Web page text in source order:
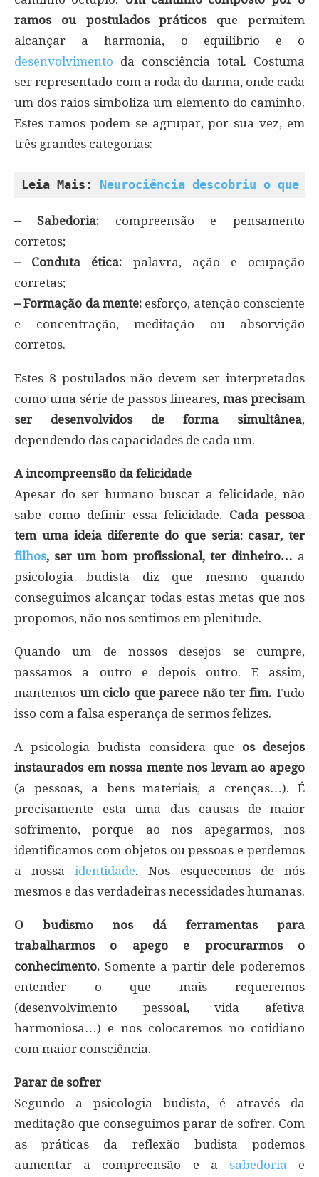
ramos ou postulados práticosque permitem
alcançar a harmonia, o equilíbrio e o
desenvolvimento da consciência total. Costuma
ser representado com a roda do darma, onde cada
um dos raios simboliza um elemento do caminho.
Estes ramos podem se agrupar, por sua vez, em
três grandes categorias:
Leia Mais: Neurociência descobriu o que
– Sabedoria:compreensão e pensamento
corretos;
– Conduta ética: palavra, ação e ocupação
corretas;
– Formação da mente: esforço, atenção consciente
e concentração, meditação ou absorvição
corretos.
Estes 8 postulados não devem ser interpretados
como uma série de passos lineares,mas precisam
ser desenvolvidos de forma simultânea,
dependendo das capacidades de cada um.
A incompreensão da felicidade
Apesar do ser humano buscar a felicidade, não
sabe como definir essa felicidade. Cada pessoa
tem uma ideia diferente do que seria: casar, ter
filhos, ser um bom profissional, ter dinheiro… a
psicologia budista diz que mesmo quando
conseguimos alcançar todas estas metas que nos
propomos, não nos sentimos em plenitude.
Quando um de nossos desejos se cumpre,
passamos a outro e depois outro. E assim,
mantemos um ciclo que parece não ter fim.Tudo
isso com a falsa esperança de sermos felizes.
A psicologia budista considera que os desejos
instaurados em nossa mente nos levam ao apego
(a pessoas, a bens materiais, a crenças…). É
precisamente esta uma das causas de maior
sofrimento, porque ao nos apegarmos, nos
identificamos com objetos ou pessoas e perdemos
a nossa identidade. Nos esquecemos de nós
mesmos e das verdadeiras necessidades humanas.
O budismo nos dá ferramentas para
trabalharmos o apego e procurarmos o
conhecimento. Somente a partir dele poderemos
entender o que mais requeremos
(desenvolvimento pessoal, vida afetiva
harmoniosa…) e nos colocaremos no cotidiano
com maior consciência.
Parar de sofrer
Segundo a psicologia budista, é através da
meditação que conseguimos parar de sofrer. Com
as práticas da reflexão budista podemos
aumentar a compreensão e a sabedoria e